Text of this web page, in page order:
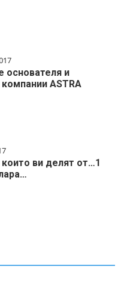
основателя и
ASTRA
ви делят от…1